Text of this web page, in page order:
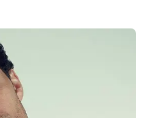
Я люблю тебя.
Катя.
как мы его
решила, что он
испугалась высокой